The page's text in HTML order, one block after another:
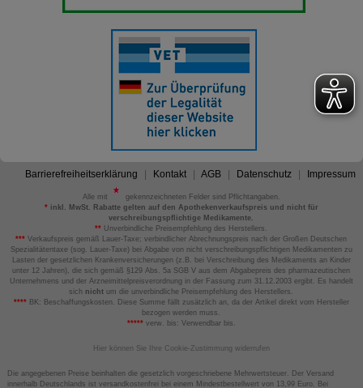
Barrierefreiheitserklärung Kontakt AGB Datenschutz Impressum
Alle mit
gekennzeichneten Felder sind Pflichtangaben.
*inkl. MwSt. Rabatte gelten auf den Apothekenverkaufspreis und nicht für
verschreibungspflichtige Medikamente.
** Unverbindliche Preisempfehlung des Herstellers.
*** Verkaufspreis gemäß Lauer-Taxe; verbindlicher Abrechnungspreis nach der Großen Deutschen
Spezialitätentaxe (sog. Lauer-Taxe) bei Abgabe von nicht verschreibungspflichtigen Medikamenten zu
Lasten der gesetzlichen Krankenversicherungen (z.B. bei Verschreibung des Medikaments an Kinder
unter 12 Jahren), die sich gemäß §129 Abs. 5a SGB V aus dem Abgabepreis des pharmazeutischen
Unternehmens und der Arzneimittelpreisverordnung in der Fassung zum 31.12.2003 ergibt. Es handelt
sich nicht um die unverbindliche Preisempfehlung des Herstellers.
****BK: Beschaffungskosten. Diese Summe fällt zusätzlich an, da der Artikel direkt vom Hersteller
bezogen werden muss.
*****verw. bis: Verwendbar bis.
Hier können Sie Ihre Cookie-Zustimmung widerrufen
Die angegebenen Preise beinhalten die gesetzlich vorgeschriebene Mehrwertsteuer. Der Versand
innerhalb Deutschlands ist versandkostenfrei bei einem Mindestbestellwert von 13,99 Euro. Bei